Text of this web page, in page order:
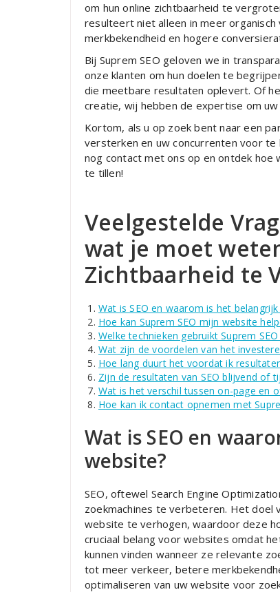
om hun online zichtbaarheid te
resulteert niet alleen in meer
merkbekendheid en hogere
Bij Suprem SEO geloven we in
onze klanten om hun doelen te
die meetbare resultaten oplevert. Of
creatie, wij hebben de expertise om
Kortom, als u op zoek bent naar een
versterken en uw concurrenten voor te
nog contact met ons op en ontdek hoe
te tillen!
Veelgestelde
wat je moet
Zichtbaarheid te
Wat is SEO en waarom is het
Hoe kan Suprem SEO mijn website
Welke technieken gebruikt Suprem
Wat zijn de voordelen van het
Hoe lang duurt het voordat ik
Zijn de resultaten van SEO blijvend of
Wat is het verschil tussen on-page en
Hoe kan ik contact opnemen met
Wat is SEO en
website?
SEO, oftewel Search Engine
zoekmachines te verbeteren. Het doel
website te verhogen, waardoor deze
cruciaal belang voor websites omdat
kunnen vinden wanneer ze relevante
tot meer verkeer, betere
optimaliseren van uw website voor